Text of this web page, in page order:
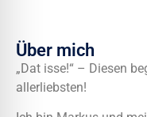
Über mich
„Dat isse!“ – Diesen
allerliebsten!